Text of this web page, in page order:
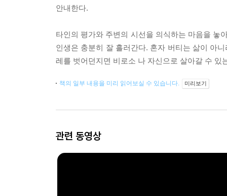
안내한다.
타인의 평가와 주변의 시선을 의식하는 마음을 놓
인생은 충분히 잘 흘러간다. 혼자 버티는 삶이 아
레를 벗어던지면 비로소 나 자신으로 살아갈 수 있
책의 일부 내용을 미리 읽어보실 수 있습니다. 미리보기
관련 동영상